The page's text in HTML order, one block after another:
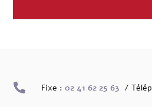
 Fixe : 02 41 62 25 63 /